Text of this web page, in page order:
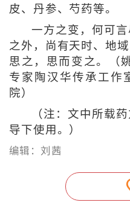
皮、丹参、芍药等。
一方之变，何可
之外，尚有天时、地
思之，思而变之。（
专家陶汉华传承工作
院）
（注：文中所载
导下使用。）
编辑：刘茜